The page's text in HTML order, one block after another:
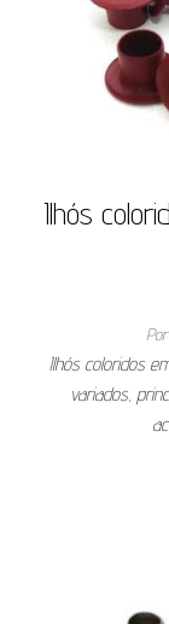
Ilhós
Por
Ilhós coloridos
variados,